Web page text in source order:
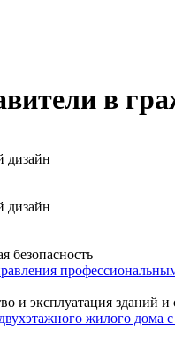
в
дизайн
дизайн
безопасность
и эксплуатация зданий
двухэтажного жилого дома